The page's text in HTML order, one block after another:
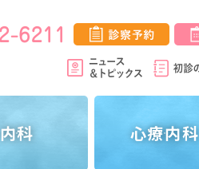
内科 心療内科